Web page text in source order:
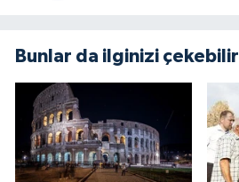
Bunlar da ilginizi çekebilir